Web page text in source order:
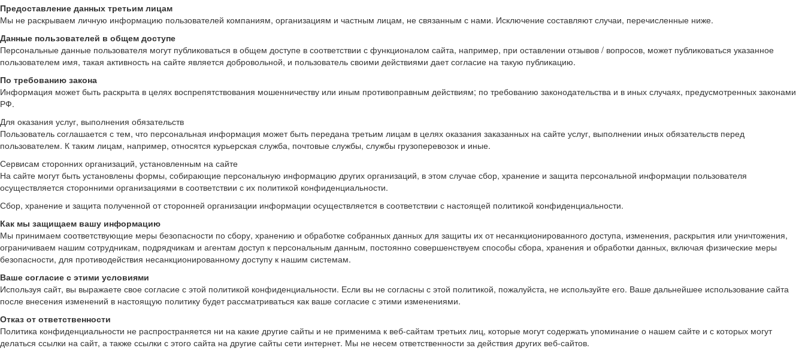
Предоставление данных третьим лицам
Мы не раскрываем личную информацию пользователей компаниям, организациям и частным лицам, не связанным с нами. Исключение составляют случаи, перечисленные ниже.
Данные пользователей в общем доступе
Персональные данные пользователя могут публиковаться в общем доступе в соответствии с функционалом сайта, например, при оставлении отзывов / вопросов, может публиковаться указанное
пользователем имя, такая активность на сайте является добровольной, и пользователь своими действиями дает согласие на такую публикацию.
По требованию закона
Информация может быть раскрыта в целях воспрепятствования мошенничеству или иным противоправным действиям; по требованию законодательства и в иных случаях, предусмотренных законами
РФ.
Для оказания услуг, выполнения обязательств
Пользователь соглашается с тем, что персональная информация может быть передана третьим лицам в целях оказания заказанных на сайте услуг, выполнении иных обязательств перед
пользователем. К таким лицам, например, относятся курьерская служба, почтовые службы, службы грузоперевозок и иные.
Сервисам сторонних организаций, установленным на сайте
На сайте могут быть установлены формы, собирающие персональную информацию других организаций, в этом случае сбор, хранение и защита персональной информации пользователя
осуществляется сторонними организациями в соответствии с их политикой конфиденциальности.
Сбор, хранение и защита полученной от сторонней организации информации осуществляется в соответствии с настоящей политикой конфиденциальности.
Как мы защищаем вашу информацию
Мы принимаем соответствующие меры безопасности по сбору, хранению и обработке собранных данных для защиты их от несанкционированного доступа, изменения, раскрытия или уничтожения,
ограничиваем нашим сотрудникам, подрядчикам и агентам доступ к персональным данным, постоянно совершенствуем способы сбора, хранения и обработки данных, включая физические меры
безопасности, для противодействия несанкционированному доступу к нашим системам.
Ваше согласие с этими условиями
Используя сайт, вы выражаете свое согласие с этой политикой конфиденциальности. Если вы не согласны с этой политикой, пожалуйста, не используйте его. Ваше дальнейшее использование сайта
после внесения изменений в настоящую политику будет рассматриваться как ваше согласие с этими изменениями.
Отказ от ответственности
Политика конфиденциальности не распространяется ни на какие другие сайты и не применима к веб-сайтам третьих лиц, которые могут содержать упоминание о нашем сайте и с которых могут
делаться ссылки на сайт, а также ссылки с этого сайта на другие сайты сети интернет. Мы не несем ответственности за действия других веб-сайтов.